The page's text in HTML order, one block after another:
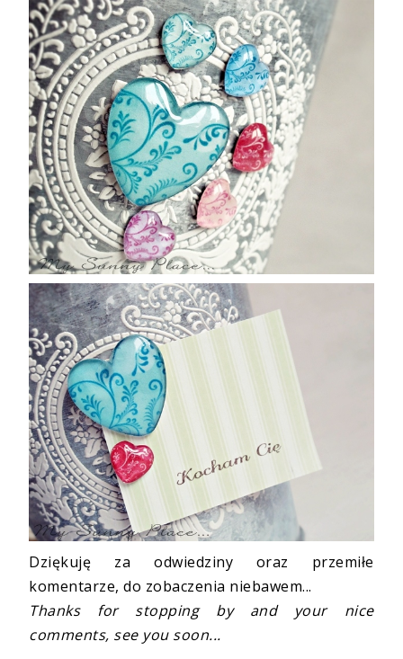
Dziękuję za odwiedziny oraz przemiłe
komentarze, do zobaczenia niebawem...
Thanks for stopping by and your nice
comments, see you soon...